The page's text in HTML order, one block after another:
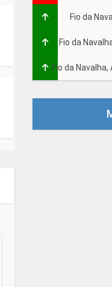
Fio da
Fio da
Fio da